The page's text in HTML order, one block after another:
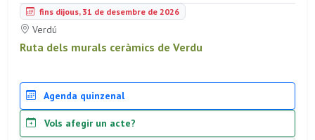
fins dijous, 31 de desembre de 2026
Verdú
Ruta dels murals ceràmics de Verdu
Agenda quinzenal
Vols afegir un acte?